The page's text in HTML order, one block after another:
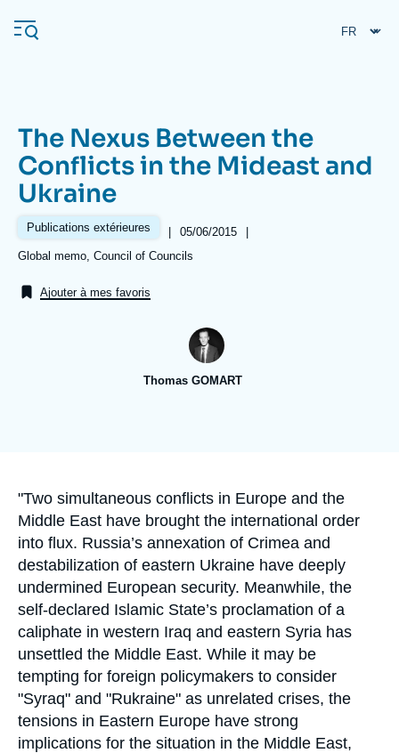
au
contenu
Navigation
principale
L'Ifri
Analyses
The Nexus Between the
Conflicts in the Mideast and
Ukraine
Publications extérieures |
Date
de
05/06/2015
|
Références
Global memo, Council of Councils
Ajouter à mes favoris
Thomas GOMART
Accroche
"Two simultaneous conflicts in Europe and the
Middle East have brought the international order
into flux. Russia’s annexation of Crimea and
destabilization of eastern Ukraine have deeply
undermined European security. Meanwhile, the
self-declared Islamic State’s proclamation of a
caliphate in western Iraq and eastern Syria has
unsettled the Middle East. While it may be
tempting for foreign policymakers to consider
"Syraq" and "Rukraine" as unrelated crises, the
tensions in Eastern Europe have strong
implications for the situation in the Middle East,